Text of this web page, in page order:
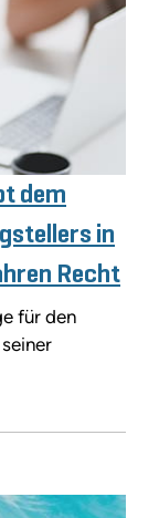
dem
in
Recht
für den